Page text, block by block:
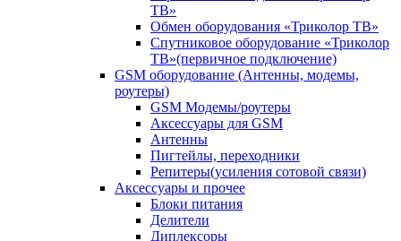
ТВ»
Обмен оборудования «Триколор ТВ»
Спутниковое оборудование «Триколор
ТВ»(первичное подключение)
GSM оборудование (Антенны, модемы,
роутеры)
GSM Модемы/роутеры
Аксессуары для GSM
Антенны
Пигтейлы, переходники
Репитеры(усиления сотовой связи)
Аксессуары и прочее
Блоки питания
Делители
Диплексоры